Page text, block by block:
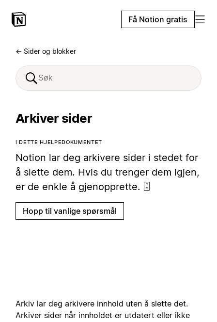
Få Notion gratis
← Sider og blokker
Arkiver sider
I DETTE HJELPEDOKUMENTET
Notion lar deg arkivere sider i stedet for
å slette dem. Hvis du trenger dem igjen,
er de enkle å gjenopprette. 🗄️
Hopp til vanlige spørsmål
Arkiv lar deg arkivere innhold uten å slette det.
Arkiver sider når innholdet er utdatert eller ikke